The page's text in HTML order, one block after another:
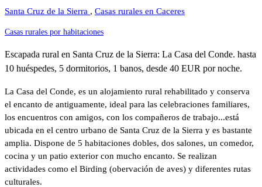
Santa Cruz de la Sierra , Casas rurales en Caceres
Casas rurales por habitaciones
Escapada rural en Santa Cruz de la Sierra: La Casa del Conde. hasta
10 huéspedes, 5 dormitorios, 1 banos, desde 40 EUR por noche.
La Casa del Conde, es un alojamiento rural rehabilitado y conserva
el encanto de antiguamente, ideal para las celebraciones familiares,
los encuentros con amigos, con los compañeros de trabajo...está
ubicada en el centro urbano de Santa Cruz de la Sierra y es bastante
amplia. Dispone de 5 habitaciones dobles, dos salones, un comedor,
cocina y un patio exterior con mucho encanto. Se realizan
actividades como el Birding (obervación de aves) y diferentes rutas
culturales.